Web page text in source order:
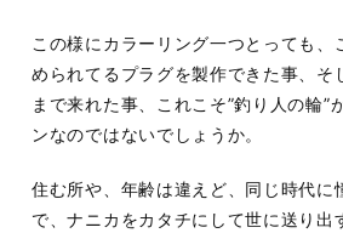
この様にカラーリング一つとっても、
められてるプラグを製作できた事、そ
まで来れた事、これこそ”釣り人の輪”
ンなのではないでしょうか。
住む所や、年齢は違えど、同じ時代に
で、ナニカをカタチにして世に送り出